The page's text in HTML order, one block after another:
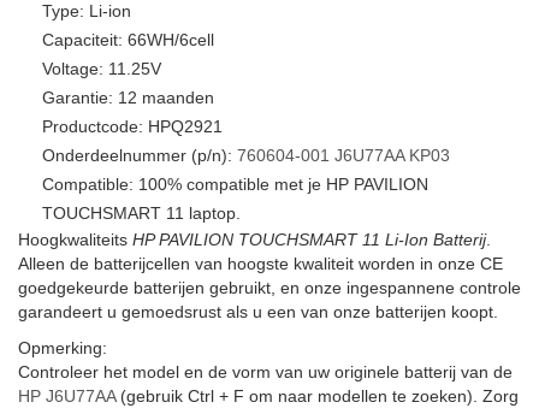
Type: Li-ion
Capaciteit: 66WH/6cell
Voltage: 11.25V
Garantie: 12 maanden
Productcode: HPQ2921
Onderdeelnummer (p/n): 760604-001 J6U77AA KP03
Compatible: 100% compatible met je HP PAVILION
TOUCHSMART 11 laptop.
Hoogkwaliteits HP PAVILION TOUCHSMART 11 Li-Ion Batterij.
Alleen de batterijcellen van hoogste kwaliteit worden in onze CE
goedgekeurde batterijen gebruikt, en onze ingespannene controle
garandeert u gemoedsrust als u een van onze batterijen koopt.
Opmerking:
Controleer het model en de vorm van uw originele batterij van de
HP J6U77AA(gebruik Ctrl + F om naar modellen te zoeken). Zorg